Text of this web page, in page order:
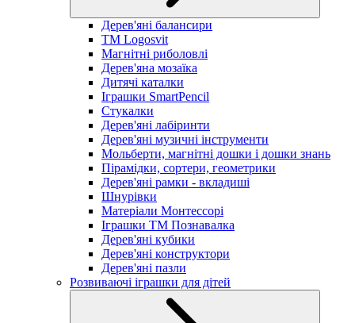
Дерев'яні балансири
TM Logosvit
Магнітні риболовлі
Дерев'яна мозаїка
Дитячі каталки
Іграшки SmartPencil
Стукалки
Дерев'яні лабіринти
Дерев'яні музичні інструменти
Мольберти, магнітні дошки і дошки знань
Пірамідки, сортери, геометрики
Дерев'яні рамки - вкладиші
Шнурівки
Матеріали Монтессорі
Іграшки ТМ Познавалка
Дерев'яні кубики
Дерев'яні конструктори
Дерев'яні пазли
Розвиваючі іграшки для дітей